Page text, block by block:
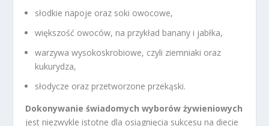
słodkie napoje oraz soki owocowe,
większość owoców, na przykład banany i jabłka,
warzywa wysokoskrobiowe, czyli ziemniaki oraz
kukurydza,
słodycze oraz przetworzone przekąski.
Dokonywanie świadomych wyborów żywieniowych
jest niezwykle istotne dla osiągnięcia sukcesu na diecie